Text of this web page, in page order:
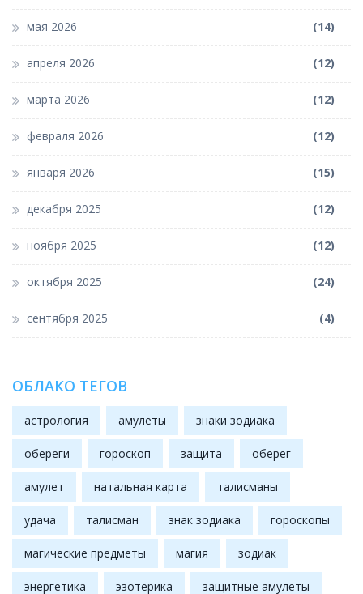
мая 2026 (14)
апреля 2026 (12)
марта 2026 (12)
февраля 2026 (12)
января 2026 (15)
декабря 2025 (12)
ноября 2025 (12)
октября 2025 (24)
сентября 2025 (4)
ОБЛАКО ТЕГОВ
астрология амулеты знаки зодиака
обереги гороскоп защита оберег
амулет натальная карта талисманы
удача талисман знак зодиака гороскопы
магические предметы магия зодиак
энергетика эзотерика защитные амулеты